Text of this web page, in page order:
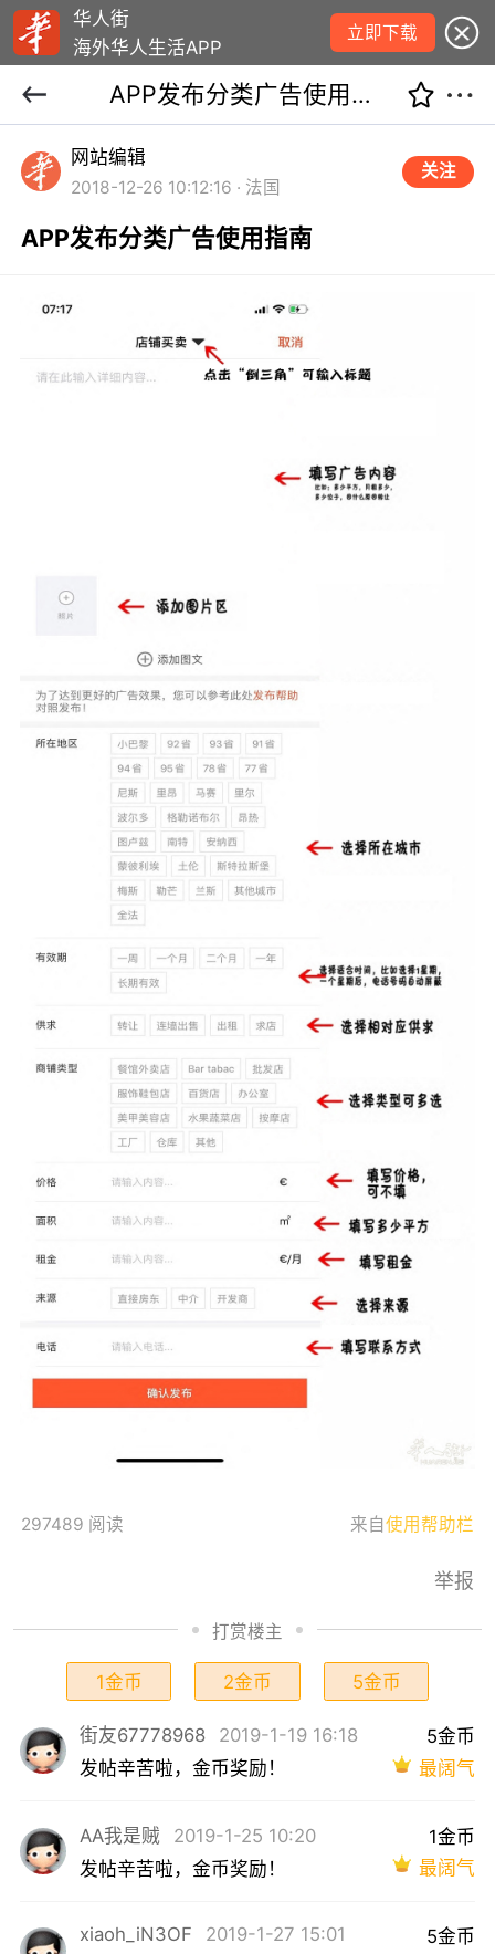
华人街
海外华人生活APP
立即下载
APP发布分类广告使用指南
网站编辑
2018-12-26 10:12:16 · 法国
关注
APP发布分类广告使用指南
297489 阅读 来自使用帮助栏
举报
打赏楼主
1金币 2金币 5金币
街友67778968
2019-1-19 16:18
发帖辛苦啦，金币奖励！
5金币
最阔气
AA我是贼
2019-1-25 10:20
发帖辛苦啦，金币奖励！
1金币
最阔气
xiaoh_iN3OF
2019-1-27 15:01
5金币